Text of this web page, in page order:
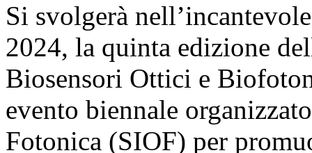
Si svolgerà
2024, la quinta edizione
Biosensori Ottici e
evento biennale
Fotonica (SIOF) per